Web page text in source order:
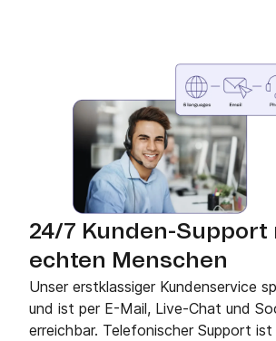
24/7 Kunden-Support
echten Menschen
Unser erstklassiger Kundenservice
und ist per E-Mail, Live-Chat und
erreichbar. Telefonischer Support ist